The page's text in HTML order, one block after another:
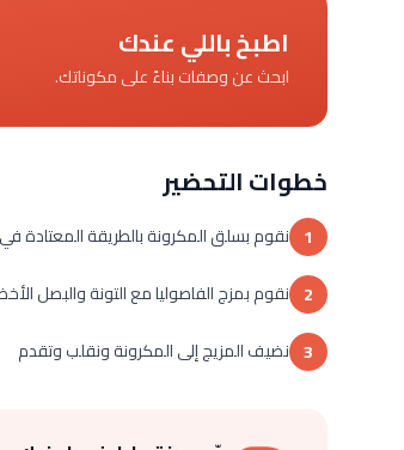
اطبخ باللي عندك
ابحث عن وصفات بناءً على مكوناتك.
خطوات التحضير
1 نقوم بسلق المكرونة بالطريقة المعتادة
2 نقوم بمزج الفاصوليا مع التونة والبصل
3 نضيف المزيج إلى المكرونة ونقلب وتقدم